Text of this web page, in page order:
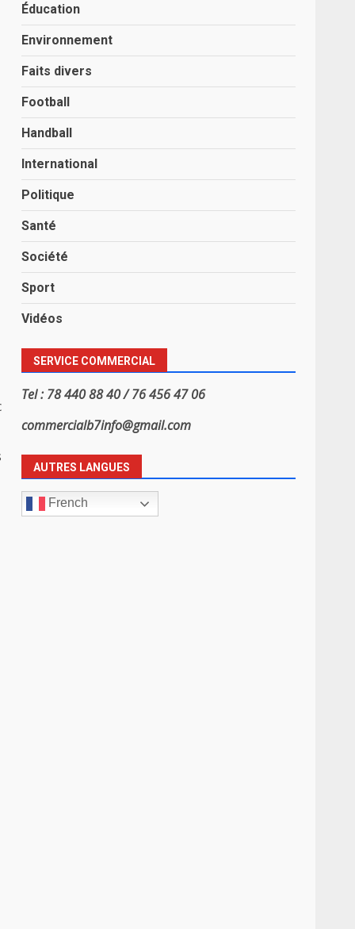
Éducation
Environnement
Faits divers
Football
Handball
International
Politique
Santé
Société
Sport
Vidéos
SERVICE COMMERCIAL
Tel : 78 440 88 40 / 76 456 47 06
commercialb7info@gmail.com
AUTRES LANGUES
French